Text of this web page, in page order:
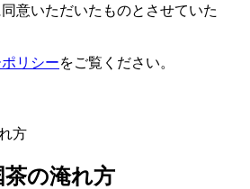
意いただいたものとさせていた
リシーをご覧ください。
の淹れ方